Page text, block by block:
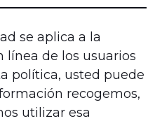
se aplica a la
línea de los usuarios
política, usted puede
recogemos,
utilizar esa